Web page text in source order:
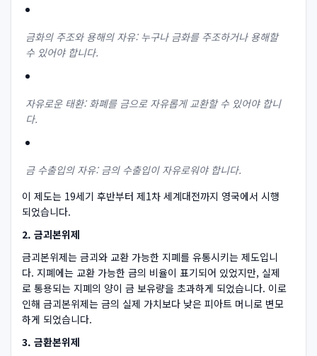
금화의 주조와 용해의 자유: 누구나 금화를 주조하거나 용해할
수 있어야 합니다.
자유로운 태환: 화폐를 금으로 자유롭게 교환할 수 있어야 합니
다.
금 수출입의 자유: 금의 수출입이 자유로워야 합니다.
이 제도는 19세기 후반부터 제1차 세계대전까지 영국에서 시행
되었습니다.
2. 금괴본위제
금괴본위제는 금괴와 교환 가능한 지폐를 유통시키는 제도입니
다. 지폐에는 교환 가능한 금의 비율이 표기되어 있었지만, 실제
로 통용되는 지폐의 양이 금 보유량을 초과하게 되었습니다. 이로
인해 금괴본위제는 금의 실제 가치보다 낮은 피아트 머니로 변모
하게 되었습니다.
3. 금환본위제